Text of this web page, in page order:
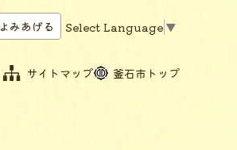
よみあげる Select Language ▼
サイトマップ 釜石市トップ